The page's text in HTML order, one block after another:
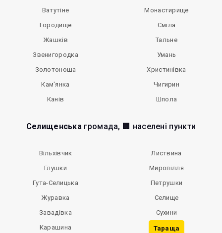
Ватутіне
Городище
Жашків
Звенигородка
Золотоноша
Кам'янка
Канів
Монастирище
Сміла
Тальне
Умань
Христинівка
Чигирин
Шпола
Селищенська громада, 🏢 населені пункти
Вільхівчик
Глушки
Гута-Селицька
Журавка
Завадівка
Карашина
Листвина
Миропілля
Петрушки
Селище
Сухини
Тараща